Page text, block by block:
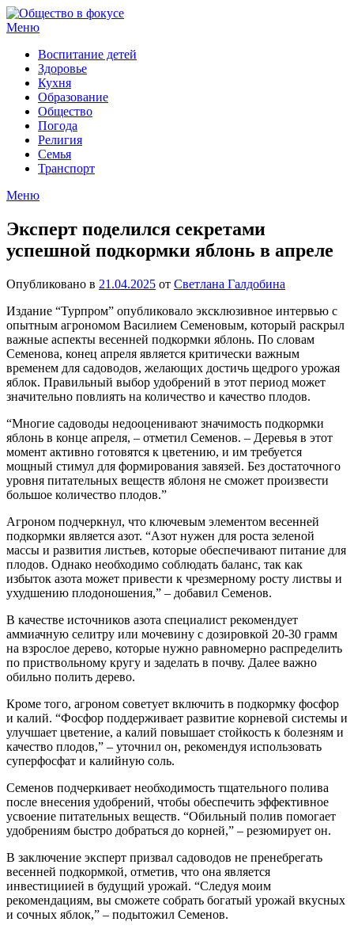
Перейти
к
Меню
Воспитание детей
Здоровье
Кухня
Образование
Общество
Погода
Религия
Семья
Транспорт
Меню
Эксперт поделился секретами
успешной подкормки яблонь в апреле
Опубликовано в 21.04.2025 от Светлана Галдобина
Издание “Турпром” опубликовало эксклюзивное интервью с
опытным агрономом Василием Семеновым, который раскрыл
важные аспекты весенней подкормки яблонь. По словам
Семенова, конец апреля является критически важным
временем для садоводов, желающих достичь щедрого урожая
яблок. Правильный выбор удобрений в этот период может
значительно повлиять на количество и качество плодов.
“Многие садоводы недооценивают значимость подкормки
яблонь в конце апреля, – отметил Семенов. – Деревья в этот
момент активно готовятся к цветению, и им требуется
мощный стимул для формирования завязей. Без достаточного
уровня питательных веществ яблоня не сможет произвести
большое количество плодов.”
Агроном подчеркнул, что ключевым элементом весенней
подкормки является азот. “Азот нужен для роста зеленой
массы и развития листьев, которые обеспечивают питание для
плодов. Однако необходимо соблюдать баланс, так как
избыток азота может привести к чрезмерному росту листвы и
ухудшению плодоношения,” – добавил Семенов.
В качестве источников азота специалист рекомендует
аммиачную селитру или мочевину с дозировкой 20-30 грамм
на взрослое дерево, которые нужно равномерно распределить
по приствольному кругу и заделать в почву. Далее важно
обильно полить дерево.
Кроме того, агроном советует включить в подкормку фосфор
и калий. “Фосфор поддерживает развитие корневой системы и
улучшает цветение, а калий повышает стойкость к болезням и
качество плодов,” – уточнил он, рекомендуя использовать
суперфосфат и калийную соль.
Семенов подчеркивает необходимость тщательного полива
после внесения удобрений, чтобы обеспечить эффективное
усвоение питательных веществ. “Обильный полив помогает
удобрениям быстро добраться до корней,” – резюмирует он.
В заключение эксперт призвал садоводов не пренебрегать
весенней подкормкой, отметив, что она является
инвестициией в будущий урожай. “Следуя моим
рекомендациям, вы сможете собрать богатый урожай вкусных
и сочных яблок,” – подытожил Семенов.